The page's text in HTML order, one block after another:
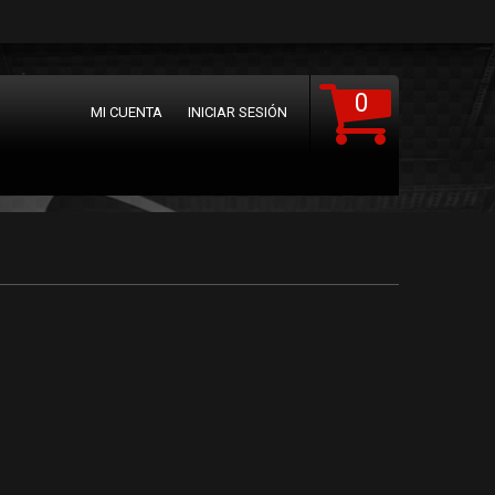
0
MI CUENTA INICIAR SESIÓN